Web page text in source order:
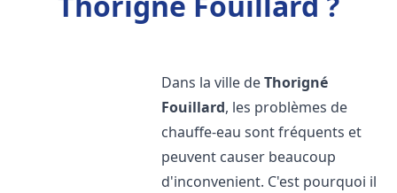
Dans la ville deThorigné
Fouillard, les problèmes de
chauffe-eau sont fréquents et
peuvent causer beaucoup
d'inconvenient. C'est pourquoi il